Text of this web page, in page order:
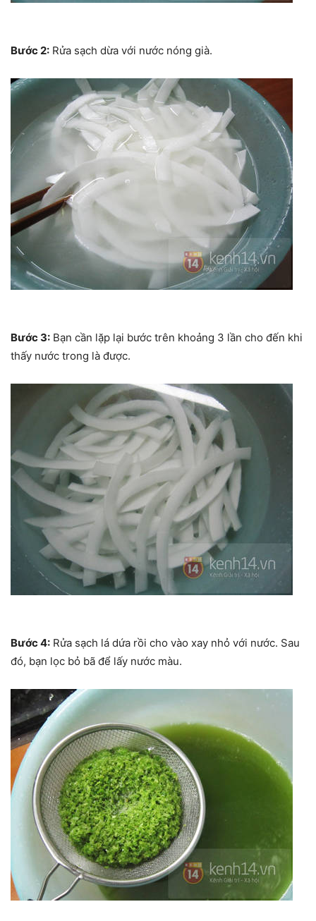
Bước 2: Rửa sạch dừa với nước nóng già.
Bước 3: Bạn cần lặp lại bước trên khoảng 3 lần cho đến khi
thấy nước trong là được.
Bước 4: Rửa sạch lá dứa rồi cho vào xay nhỏ với nước. Sau
đó, bạn lọc bỏ bã để lấy nước màu.